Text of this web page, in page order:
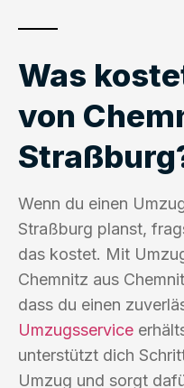
Was
von
Wenn du einen
Straßburg planst,
das kostet. Mit
Chemnitz aus
dass du einen
Umzugsservice
unterstützt dich
Umzug und sorgt